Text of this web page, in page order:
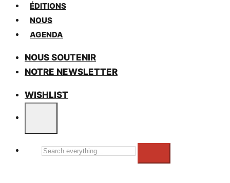
ÉDITIONS
NOUS
AGENDA
NOUS SOUTENIR
NOTRE NEWSLETTER
WISHLIST
Search